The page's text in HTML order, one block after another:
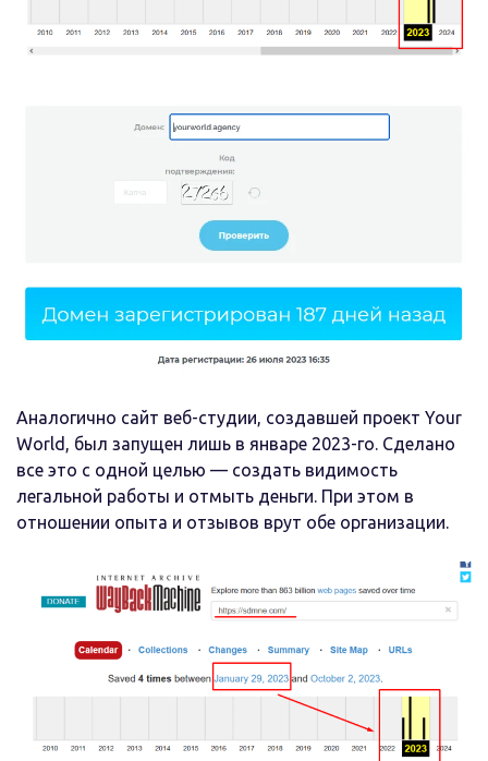
Аналогично сайт веб-студии, создавшей проект Your
World, был запущен лишь в январе 2023-го. Сделано
все это с одной целью — создать видимость
легальной работы и отмыть деньги. При этом в
отношении опыта и отзывов врут обе организации.